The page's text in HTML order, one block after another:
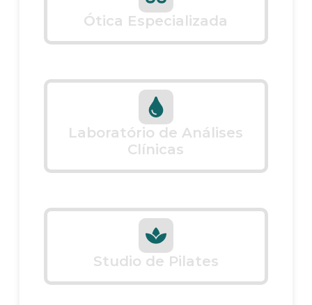
Ótica Especializada
Laboratório de Análises
Clínicas
Studio de Pilates